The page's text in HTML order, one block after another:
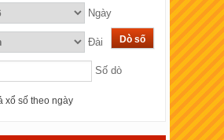
Ngày
Đài
Số dò
xổ số theo ngày